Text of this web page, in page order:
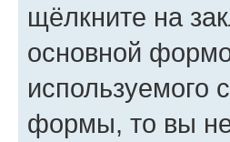
щёлкните на
основной
используемого
формы, то вы не